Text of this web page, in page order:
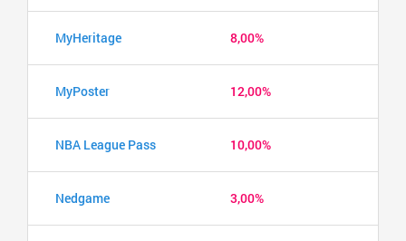
MyHeritage 8,00%
MyPoster 12,00%
NBA League Pass 10,00%
Nedgame 3,00%